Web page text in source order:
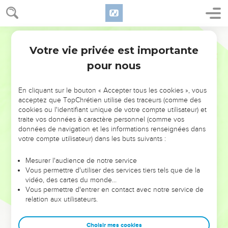
NE MANQUEZ PAS L’ÉVÉNEMENT
DE L’ANNÉE !
ET SI LEURS ERREURS POUVAIENT VOUS ÉVITER LES
VOTRES ?
leur foi ou leur vision. Mais on voit moins les doutes, les erreurs
et les saisons difficiles qu'ils ont traversés, alors même que ce
sont elles qui les ont façonnés.
Dans cette conférence, leaders, entrepreneurs, et responsables
clés pour avancer avec plus de sagesse afin que leurs erreurs
Votre vie privée est importante
pour nous
En cliquant sur le bouton « Accepter tous les cookies », vous
acceptez que TopChrétien utilise des traceurs (comme des
cookies ou l'identifiant unique de votre compte utilisateur) et
traite vos données à caractère personnel (comme vos
données de navigation et les informations renseignées dans
votre compte utilisateur) dans les buts suivants :
Mesurer l'audience de notre service
Vous permettre d'utiliser des services tiers tels que de la
vidéo, des cartes du monde…
Vous permettre d'entrer en contact avec notre service de
relation aux utilisateurs.
Choisir mes cookies